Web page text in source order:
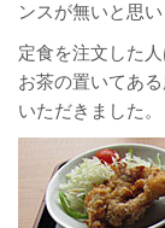
ンスが無いと思い
定食を注文した
お茶の置いてあ
いただきました。